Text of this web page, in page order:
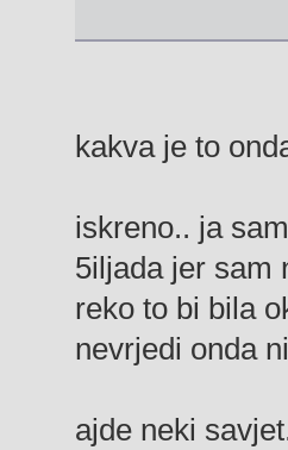
kakva je to
iskreno.. ja
5iljada jer sam
reko to bi bila
nevrjedi onda
ajde neki